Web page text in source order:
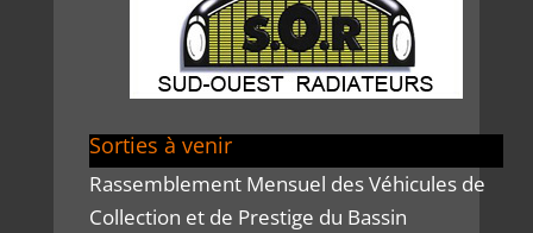
Sorties à venir
Rassemblement Mensuel des Véhicules de
Collection et de Prestige du Bassin